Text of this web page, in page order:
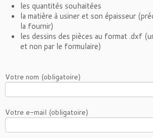
les quantités souhaitées
la matière à usiner et son épaisseur
la fournir)
les dessins des pièces au format .dxf
et non par le formulaire)
Votre nom (obligatoire)
Votre e-mail (obligatoire)